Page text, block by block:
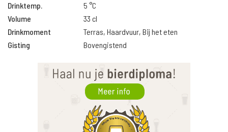
Drinktemp.
5 °C
Volume
33 cl
Drinkmoment
Terras, Haardvuur, Bij het eten
Gisting
Bovengistend